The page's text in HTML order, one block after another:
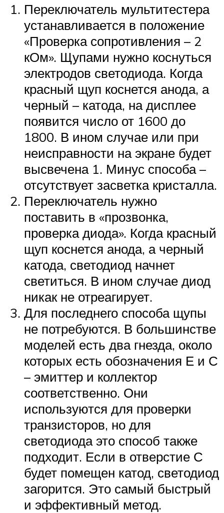
Переключатель мультитестера
устанавливается в положение
«Проверка сопротивления – 2
кОм». Щупами нужно коснуться
электродов светодиода. Когда
красный щуп коснется анода, а
черный – катода, на дисплее
появится число от 1600 до
1800. В ином случае или при
неисправности на экране будет
высвечена 1. Минус способа –
отсутствует засветка кристалла.
Переключатель нужно
поставить в «прозвонка,
проверка диода». Когда красный
щуп коснется анода, а черный
катода, светодиод начнет
светиться. В ином случае диод
никак не отреагирует.
Для последнего способа щупы
не потребуются. В большинстве
моделей есть два гнезда, около
которых есть обозначения Е и С
– эмиттер и коллектор
соответственно. Они
используются для проверки
транзисторов, но для
светодиода это способ также
подходит. Если в отверстие С
будет помещен катод, светодиод
загорится. Это самый быстрый
и эффективный метод.